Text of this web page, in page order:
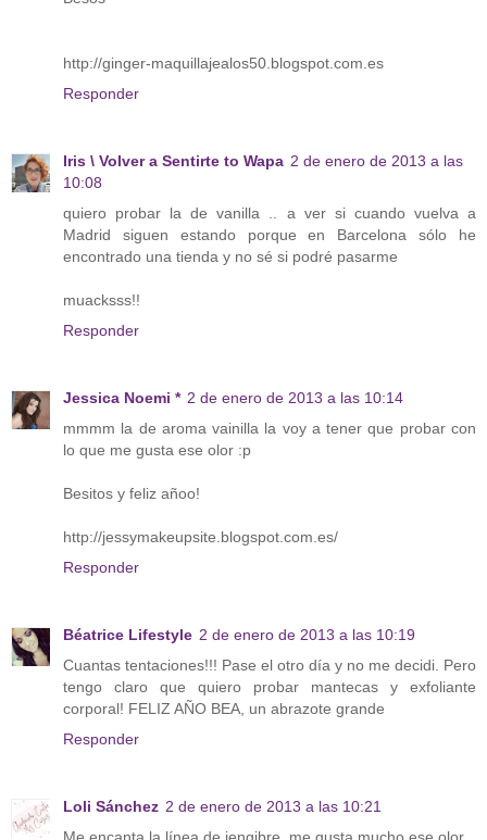
http://ginger-maquillajealos50.blogspot.com.es
Responder
Iris \ Volver a Sentirte to Wapa 2 de enero de 2013 a las
10:08
quiero probar la de vanilla .. a ver si cuando vuelva a
Madrid siguen estando porque en Barcelona sólo he
encontrado una tienda y no sé si podré pasarme
muacksss!!
Responder
Jessica Noemi * 2 de enero de 2013 a las 10:14
mmmm la de aroma vainilla la voy a tener que probar con
lo que me gusta ese olor :p
Besitos y feliz añoo!
http://jessymakeupsite.blogspot.com.es/
Responder
Béatrice Lifestyle 2 de enero de 2013 a las 10:19
Cuantas tentaciones!!! Pase el otro día y no me decidi. Pero
tengo claro que quiero probar mantecas y exfoliante
corporal! FELIZ AÑO BEA, un abrazote grande
Responder
Loli Sánchez 2 de enero de 2013 a las 10:21